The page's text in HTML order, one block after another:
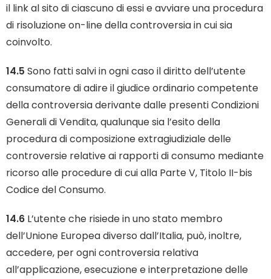
il link al sito di ciascuno di essi e avviare una procedura
di risoluzione on-line della controversia in cui sia
coinvolto.
14.5 Sono fatti salvi in ogni caso il diritto dell’utente
consumatore di adire il giudice ordinario competente
della controversia derivante dalle presenti Condizioni
Generali di Vendita, qualunque sia l’esito della
procedura di composizione extragiudiziale delle
controversie relative ai rapporti di consumo mediante
ricorso alle procedure di cui alla Parte V, Titolo II-bis
Codice del Consumo.
14.6 L’utente che risiede in uno stato membro
dell’Unione Europea diverso dall’Italia, può, inoltre,
accedere, per ogni controversia relativa
all’applicazione, esecuzione e interpretazione delle